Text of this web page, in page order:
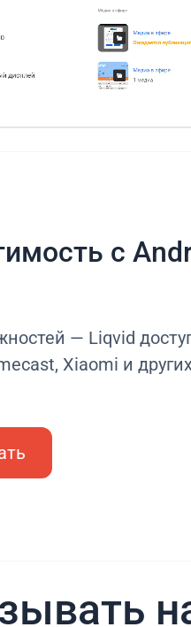
с
— Liqvid
Xiaomi и